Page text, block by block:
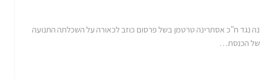
נגד ח"כ אסתרינה טרטמן בשל פרסום כוזב לכאורה על השכלתה התנועה
של הכנסת…